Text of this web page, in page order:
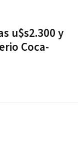
u$s2.300 y
Coca-